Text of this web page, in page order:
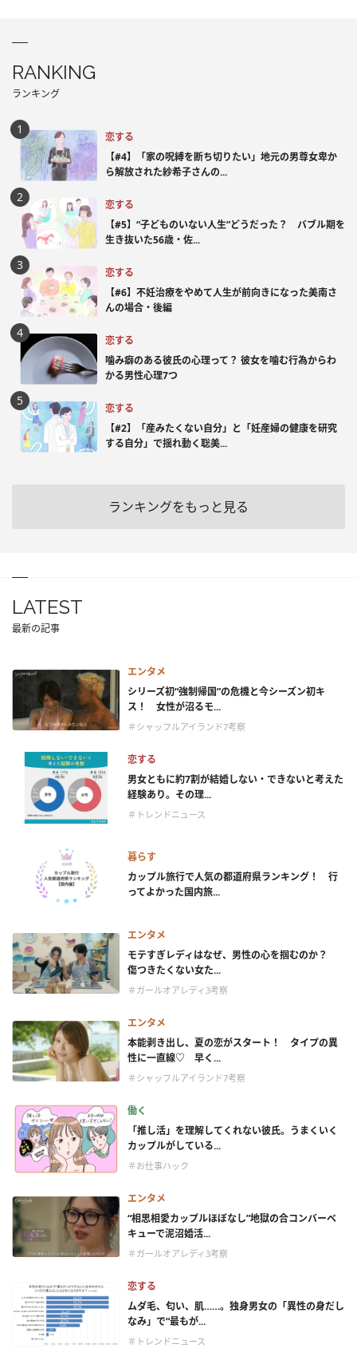
RANKING
ランキング
恋する
【#4】「家の呪縛を断ち切りたい」地元の男尊女卑か
ら解放された紗希子さんの...
恋する
【#5】“子どものいない人生”どうだった？ バブル期を
生き抜いた56歳・佐...
恋する
【#6】不妊治療をやめて人生が前向きになった美南さ
んの場合・後編
恋する
噛み癖のある彼氏の心理って？ 彼女を噛む行為からわ
かる男性心理7つ
恋する
【#2】「産みたくない自分」と「妊産婦の健康を研究
する自分」で揺れ動く聡美...
ランキングをもっと見る
LATEST
最新の記事
エンタメ
シリーズ初“強制帰国”の危機と今シーズン初キ
ス！ 女性が沼るモ...
＃シャッフルアイランド7考察
恋する
男女ともに約7割が結婚しない・できないと考えた
経験あり。その理...
＃トレンドニュース
暮らす
カップル旅行で人気の都道府県ランキング！ 行
ってよかった国内旅...
エンタメ
モテすぎレディはなぜ、男性の心を掴むのか？
傷つきたくない女た...
＃ガールオアレディ3考察
エンタメ
本能剥き出し、夏の恋がスタート！ タイプの異
性に一直線♡ 早く...
＃シャッフルアイランド7考察
働く
「推し活」を理解してくれない彼氏。うまくいく
カップルがしている...
＃お仕事ハック
エンタメ
“相思相愛カップルほぼなし”地獄の合コンバーベ
キューで泥沼婚活...
＃ガールオアレディ3考察
恋する
ムダ毛、匂い、肌……。独身男女の「異性の身だし
なみ」で“最もが...
＃トレンドニュース